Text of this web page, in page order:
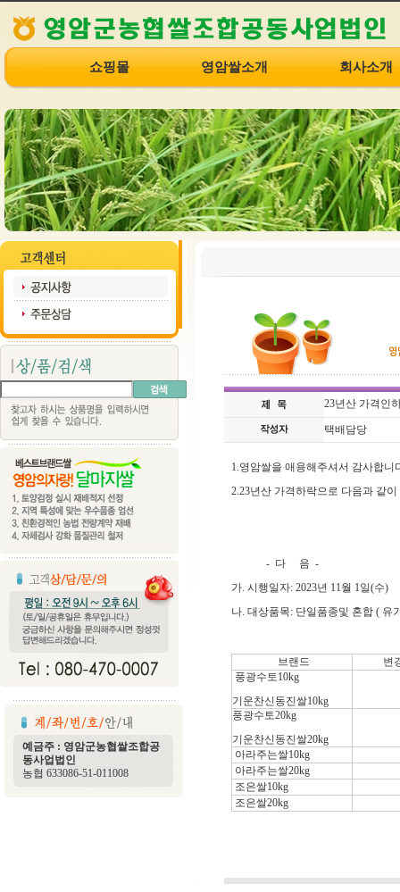
쇼핑몰 영암쌀소개 회사소개
예금주 : 영암군농협쌀조합공
동사업법인
농협 633086-51-011008
23년산 가격인
택배담당
1.영암쌀을 애용해주셔서 감사합니
2.23년산 가격하락으로 다음과 같
- 다 음 -
가. 시행일자: 2023년 11월 1일(수)
나. 대상품목: 단일품종및 혼합 ( 유
브랜드
변
풍광수토10kg
기운찬신동진쌀10kg
풍광수토20kg
기운찬신동진쌀20kg
아라주는쌀10kg
아라주는쌀20kg
조은쌀10kg
조은쌀20kg